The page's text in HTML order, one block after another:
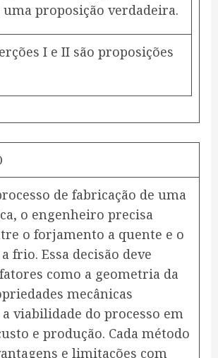
uma proposição verdadeira.
I e II são proposições
de fabricação de uma
o engenheiro precisa
o forjamento a quente e o
frio. Essa decisão deve
como a geometria da
mecânicas
a viabilidade do processo em
e produção. Cada método
e limitações com